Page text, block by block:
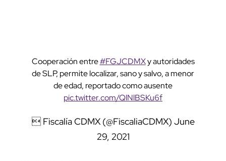
Cooperación entre#FGJCDMXy autoridades
de SLP, permite localizar, sano y salvo, a menor
de edad, reportado como ausente
pic.twitter.com/QlNlBSKu6f
 Fiscalía CDMX (@FiscaliaCDMX) June
29, 2021